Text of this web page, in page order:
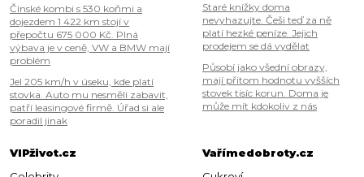
Čínské kombi s 530 koňmi a
dojezdem 1 422 km stojí v
přepočtu 675 000 Kč. Plná
výbava je v ceně, VW a BMW mají
problém
Jel 205 km/h v úseku, kde platí
stovka. Auto mu nesměli zabavit,
patří leasingové firmě. Úřad si ale
poradil jinak
Staré knížky doma
nevyhazujte. Češi teď za ně
platí hezké peníze. Jejich
prodejem se dá vydělat
Působí jako všední obrazy,
mají přitom hodnotu vyšších
stovek tisíc korun. Doma je
může mít kdokoliv z nás
VIPživot.cz
Vařímedobroty.cz